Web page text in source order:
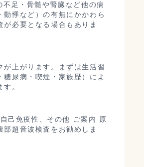
足・骨髄や腎臓など他の病
悸など）の有無にかかわら
必要となる場合もありま
上がります。まずは生活習
尿病・喫煙・家族歴）によ
。
己免疫性、その他 ご案内 原
超音波検査をお勧めしま